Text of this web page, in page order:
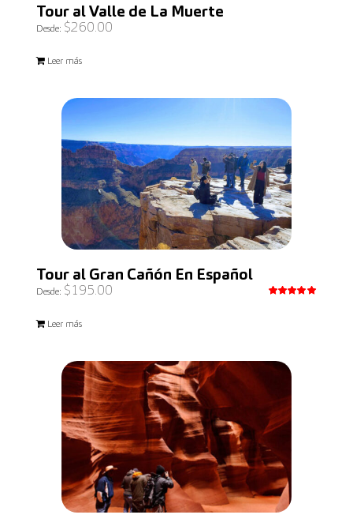
Tour al Valle de La Muerte
Desde: $260.00
Leer más
Tour al Gran Cañón En Español
Desde: $195.00
Leer más